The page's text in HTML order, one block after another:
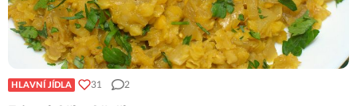
HLAVNÍ JÍDLA 31 2